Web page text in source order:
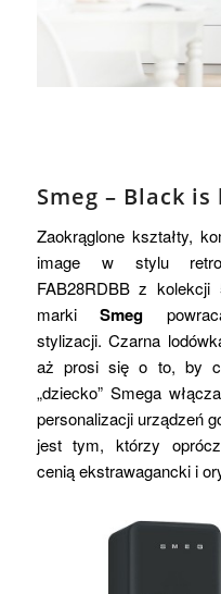
Smeg – Black is
Zaokrąglone kształty,
image w stylu retro
FAB28RDBB z kolekcji
markiSmeg
stylizacji. Czarna
aż prosi się o to, by
„dziecko” Smega
personalizacji urządzeń
jest tym, którzy oprócz
cenią ekstrawagancki i